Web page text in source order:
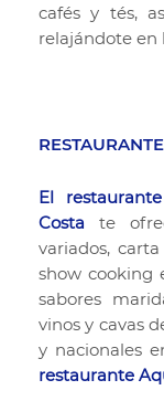
cafés y tés,
relajándote en
El
Costa te
variados,
show cooking
sabores
vinos y cavas
y nacionales
restaurante